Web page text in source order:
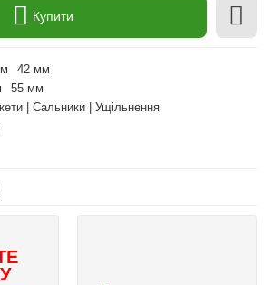
Купити
42 мм
55 мм
| Сальники | Ущільнення